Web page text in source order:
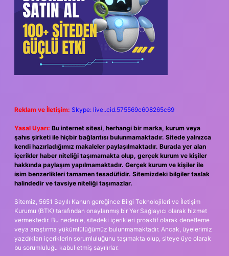
Reklam ve İletişim: Skype: live:.cid.575569c608265c69
Yasal Uyarı: Bu internet sitesi, herhangi bir marka, kurum veya
şahıs şirketi ile hiçbir bağlantısı bulunmamaktadır. Sitede yalnızca
kendi hazırladığımız makaleler paylaşılmaktadır. Burada yer alan
içerikler haber niteliği taşımamakta olup, gerçek kurum ve kişiler
hakkında paylaşım yapılmamaktadır. Gerçek kurum ve kişiler ile
isim benzerlikleri tamamen tesadüfidir. Sitemizdeki bilgiler taslak
halindedir ve tavsiye niteliği taşımazlar.
Sitemiz, 5651 Sayılı Kanun gereğince Bilgi Teknolojileri ve İletişim
Kurumu (BTK) tarafından onaylanmış bir Yer Sağlayıcı olarak hizmet
vermektedir. Bu nedenle, sitedeki içerikleri proaktif olarak denetleme
veya araştırma yükümlülüğümüz bulunmamaktadır. Ancak, üyelerimiz
yazdıkları içeriklerin sorumluluğunu taşımakta olup, siteye üye olarak
bu sorumluluğu kabul etmiş sayılırlar.